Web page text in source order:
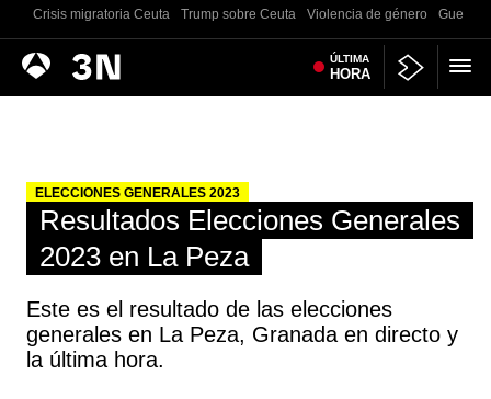
Crisis migratoria Ceuta Trump sobre Ceuta Violencia de género Guerra
Antena
3
Noticias ÚLTIMA
HORA
ELECCIONES GENERALES 2023
Resultados Elecciones Generales
2023 en La Peza
Este es el resultado de las elecciones
generales en La Peza, Granada en directo y
la última hora.